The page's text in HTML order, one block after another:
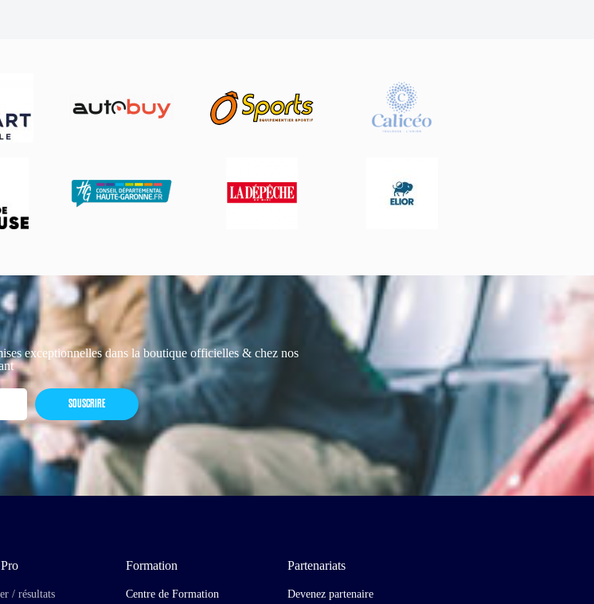
exceptionnelles dans la boutique officielles & chez nos
SOUSCRIRE
/ résultats
Formation
Centre de Formation
Partenariats
Devenez partenaire